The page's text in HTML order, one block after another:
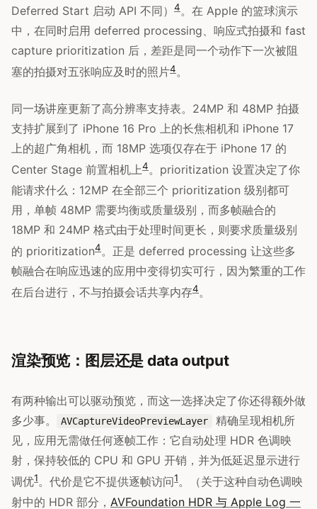
Deferred Start 启动 API 不同）
4。在 Apple 的篮球演示
中，在同时启用 deferred processing、响应式拍摄和 fast
capture prioritization 后，差距是同一个动作下一次被阻
塞的拍摄对五张响应及时的照片4。
同一场讲座更新了高分辨率支持表。24MP 和 48MP 拍摄
支持扩展到了 iPhone 16 Pro 上的长焦相机和 iPhone 17
上的超广角相机，而 18MP 选项仅存在于 iPhone 17 的
Center Stage 前置相机上4。prioritization 设置决定了你
能请求什么：12MP 在全部三个 prioritization 级别都可
用，单帧 48MP 需要均衡或质量级别，而多帧融合的
18MP 和 24MP 格式由于处理时间更长，则要求质量级别
的 prioritization4。正是 deferred processing 让这些多
帧融合在响应迅速的应用中变得切实可行，因为繁重的工作
在后台进行，不与拍摄会话共享内存4。
渲染预览：图层还是 data output
有两种输出可以驱动预览，而这一选择决定了你还得额外做
多少事。
AVCaptureVideoPreviewLayer
精确呈现相机所
见，应用无需做任何逐帧工作：它自动处理 HDR 色调映
射，保持较低的 CPU 和 GPU 开销，并为低延迟显示进行
调优1。代价是它不提供逐帧访问1。（关于这种自动色调映
射中的 HDR 部分， AVFoundation HDR 与 Apple Log 一